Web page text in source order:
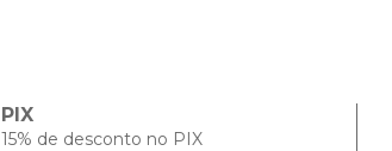
PIX
15% de desconto no PIX